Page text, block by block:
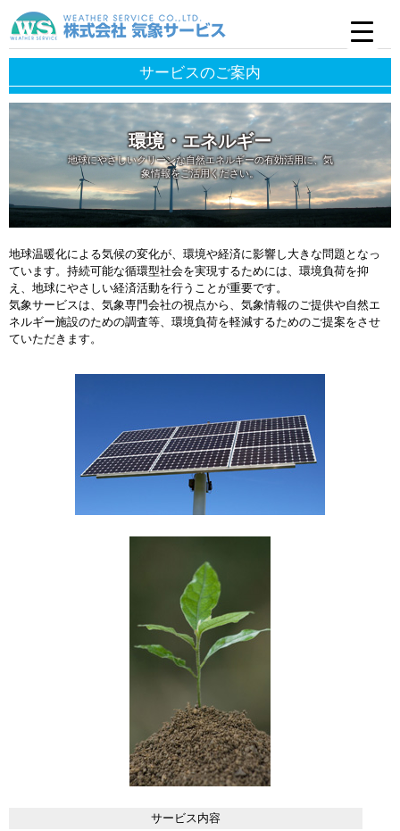
サービスのご案内
環境・エネルギー
地球にやさしいクリーンな自然エネルギーの有効活用に、気
象情報をご活用ください。
地球温暖化による気候の変化が、環境や経済に影響し大きな問題となっ
ています。持続可能な循環型社会を実現するためには、環境負荷を抑
え、地球にやさしい経済活動を行うことが重要です。
気象サービスは、気象専門会社の視点から、気象情報のご提供や自然エ
ネルギー施設のための調査等、環境負荷を軽減するためのご提案をさせ
ていただきます。
サービス内容